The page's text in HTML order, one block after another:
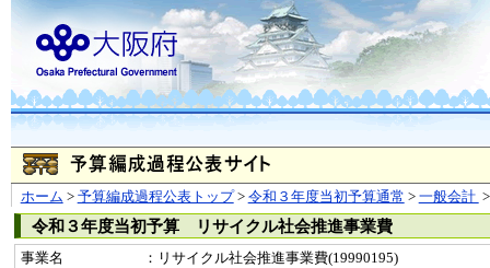
ホーム > 予算編成過程公表トップ> 令和３年度当初予算通常 > 一般会計
令和３年度当初予算 リサイクル社会推進事業費
事業名
：リサイクル社会推進事業費(19990195)